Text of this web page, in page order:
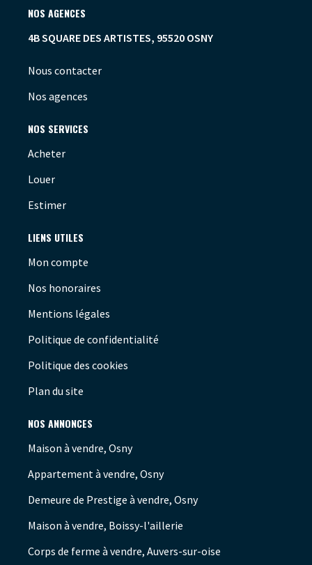
NOS AGENCES
4B SQUARE DES ARTISTES, 95520 OSNY
Nous contacter
Nos agences
NOS SERVICES
Acheter
Louer
Estimer
LIENS UTILES
Mon compte
Nos honoraires
Mentions légales
Politique de confidentialité
Politique des cookies
Plan du site
NOS ANNONCES
Maison à vendre, Osny
Appartement à vendre, Osny
Demeure de Prestige à vendre, Osny
Maison à vendre, Boissy-l'aillerie
Corps de ferme à vendre, Auvers-sur-oise